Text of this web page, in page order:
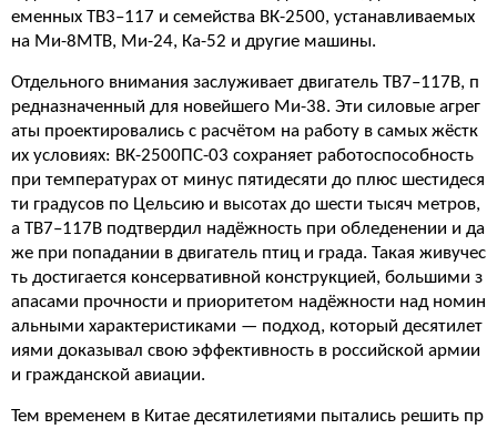
еменных ТВ3–117 и семейства ВК-2500, устанавливаемых
на Ми-8МТВ, Ми-24, Ка-52 и другие машины.
Отдельного внимания заслуживает двигатель ТВ7–117В, п
редназначенный для новейшего Ми-38. Эти силовые агрег
аты проектировались с расчётом на работу в самых жёстк
их условиях: ВК-2500ПС-03 сохраняет работоспособность
при температурах от минус пятидесяти до плюс шестидеся
ти градусов по Цельсию и высотах до шести тысяч метров,
а ТВ7–117В подтвердил надёжность при обледенении и да
же при попадании в двигатель птиц и града. Такая живучес
ть достигается консервативной конструкцией, большими з
апасами прочности и приоритетом надёжности над номин
альными характеристиками — подход, который десятилет
иями доказывал свою эффективность в российской армии
и гражданской авиации.
Тем временем в Китае десятилетиями пытались решить пр